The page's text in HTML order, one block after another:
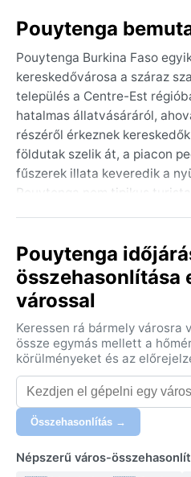
Pouytenga
Pouytenga Burkina Faso
kereskedővárosa a száraz
település a Centre-Est
hatalmas állatvásáráról,
részéről érkeznek
földutak szelik át, a piacon
fűszerek illata keveredik a
Pouytenga nem tipikus
pedig szinte mindig
A BSh (forró félszáraz)
száraz időszak novembertől
éjszakák azonban
Szaharából érkező poros
között gyakran homályba
évszak (június–október)
hoz, a páratartalom 60–80%
Csomagoláshoz könnyű
napszemüveg ajánlott a
Pouytenga
összehasonlítása
várossal
Keressen rá bármely városra
össze egymás mellett a
körülményeket és az
Összehasonlítás →
Népszerű város-